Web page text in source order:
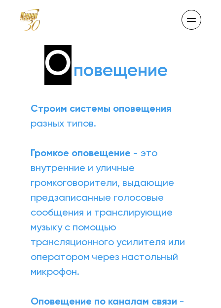
повещение
О
Строим системы оповещения
разных типов.
Громкое оповещение - это
внутренние и уличные
громкоговорители, выдающие
предзаписанные голосовые
сообщения и транслирующие
музыку с помощью
трансляционного усилителя или
оператором через настольный
микрофон.
Оповещение по каналам связи -